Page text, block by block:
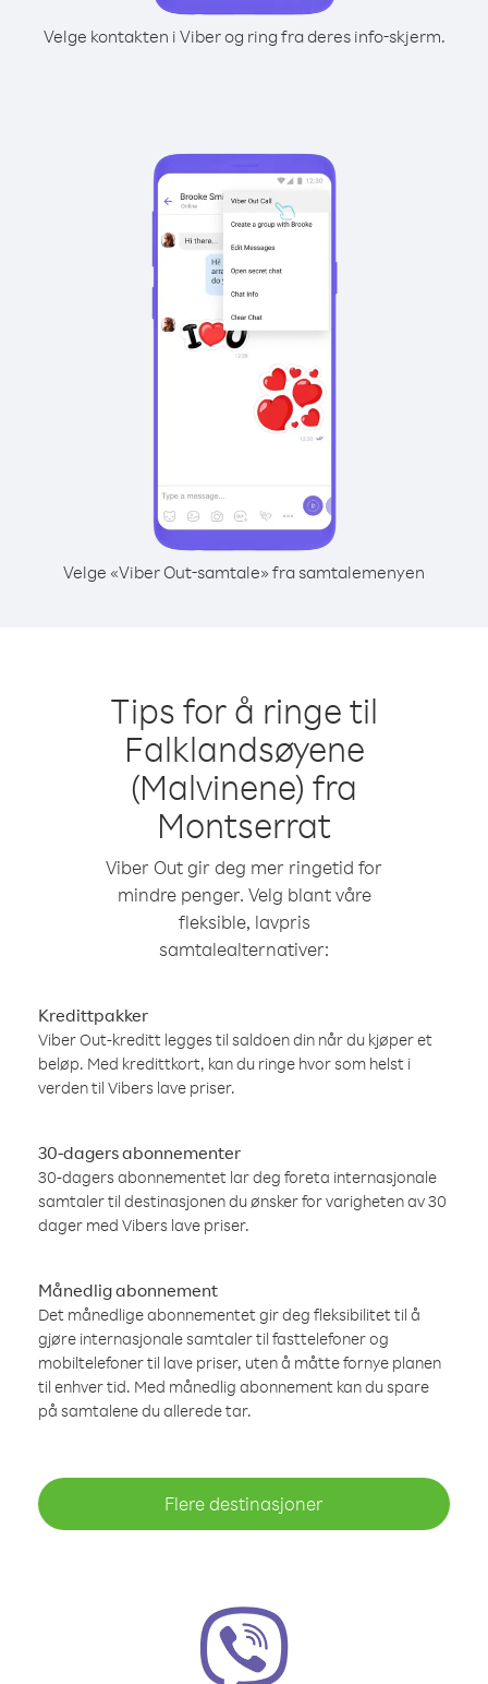
Velge kontakten i Viber og ring fra deres info-skjerm.
Velge «Viber Out-samtale» fra samtalemenyen
Tips for å ringe til
Falklandsøyene
(Malvinene) fra
Montserrat
Viber Out gir deg mer ringetid for
mindre penger. Velg blant våre
fleksible, lavpris
samtalealternativer:
Kredittpakker
Viber Out-kreditt legges til saldoen din når du kjøper et
beløp. Med kredittkort, kan du ringe hvor som helst i
verden til Vibers lave priser.
30-dagers abonnementer
30-dagers abonnementet lar deg foreta internasjonale
samtaler til destinasjonen du ønsker for varigheten av 30
dager med Vibers lave priser.
Månedlig abonnement
Det månedlige abonnementet gir deg fleksibilitet til å
gjøre internasjonale samtaler til fasttelefoner og
mobiltelefoner til lave priser, uten å måtte fornye planen
til enhver tid. Med månedlig abonnement kan du spare
på samtalene du allerede tar.
Flere destinasjoner